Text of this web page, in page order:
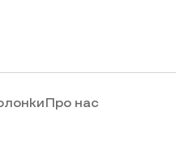
Про нас